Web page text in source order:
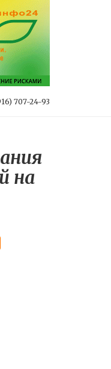
707-24-93
на